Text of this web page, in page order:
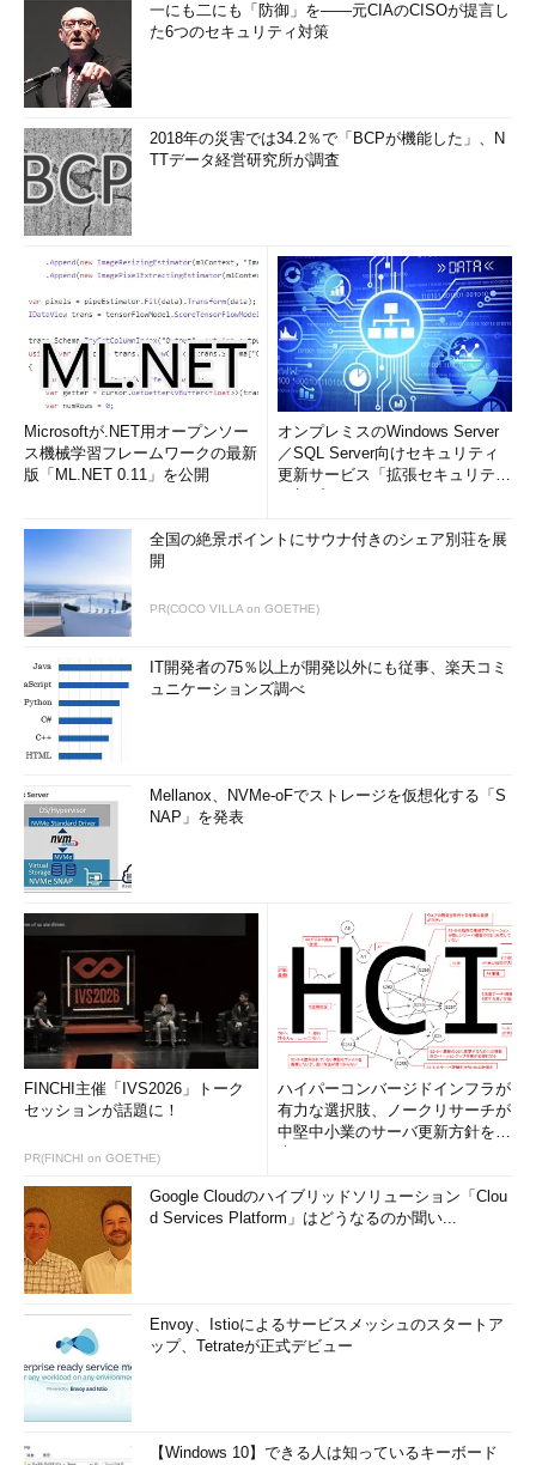
一にも二にも「防御」を――元CIAのCISOが提言し
た6つのセキュリティ対策
2018年の災害では34.2％で「BCPが機能した」、N
TTデータ経営研究所が調査
Microsoftが.NET用オープンソー
ス機械学習フレームワークの最新
版「ML.NET 0.11」を公開
オンプレミスのWindows Server
／SQL Server向けセキュリティ
更新サービス「拡張セキュリティ
全国の絶景ポイントにサウナ付きのシェア別荘を展
開
PR(COCO VILLA on GOETHE)
IT開発者の75％以上が開発以外にも従事、楽天コミ
ュニケーションズ調べ
Mellanox、NVMe-oFでストレージを仮想化する「S
NAP」を発表
FINCHI主催「IVS2026」トーク
セッションが話題に！
PR(FINCHI on GOETHE)
ハイパーコンバージドインフラが
有力な選択肢、ノークリサーチが
中堅中小業のサーバ更新方針を調
Google Cloudのハイブリッドソリューション「Clou
d Services Platform」はどうなるのか聞い...
Envoy、Istioによるサービスメッシュのスタートア
ップ、Tetrateが正式デビュー
【Windows 10】できる人は知っているキーボード